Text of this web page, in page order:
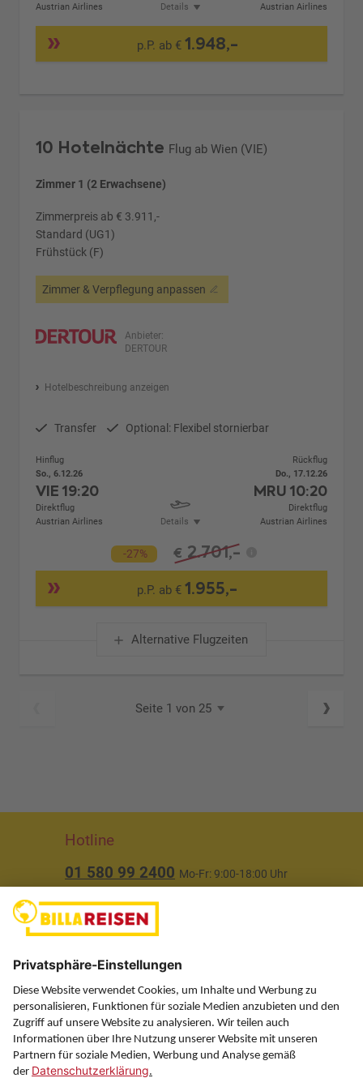
Austrian Airlines
Details
Austrian Airlines
p.P. ab € 1.948,-
10 Hotelnächte Flug ab Wien (VIE)
Zimmer 1 (2 Erwachsene)
Zimmerpreis ab € 3.911,-
Standard (UG1)
Frühstück (F)
Zimmer & Verpflegung anpassen
Anbieter:
DERTOUR
Hotelbeschreibung anzeigen
Transfer Optional: Flexibel stornierbar
Hinflug
So., 6.12.26
VIE19:20
Direktflug
Austrian Airlines
Details
Rückflug
Do., 17.12.26
MRU 10:20
Direktflug
Austrian Airlines
-27% € 2.701,-
p.P. ab €1.955,-
Alternative Flugzeiten
Seite 1 von 25
Hotline
01 580 99 2400 Mo-Fr: 9:00-18:00 Uhr
Über uns
Service
Information
Folgen Sie uns auf